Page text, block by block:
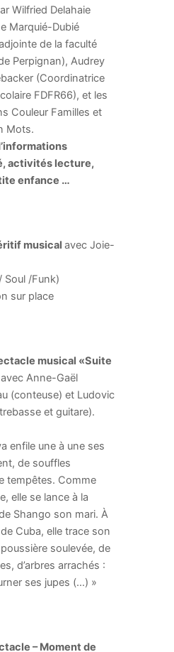
Wilfried Delahaie
Marquié-Dubié
de la faculté
Perpignan), Audrey
(Coordinatrice
FDFR66), et les
Couleur Familles et
Mots.
activités lecture,
enfance …
musical avec Joie-
Soul /Funk)
sur place
musical «Suite
avec Anne-Gaël
(conteuse) et Ludovic
et guitare).
enfile une à une ses
de souffles
tempêtes. Comme
elle se lance à la
Shango son mari. À
de Cuba, elle trace son
soulevée, de
d’arbres arrachés :
ses jupes (…) »
– Moment de